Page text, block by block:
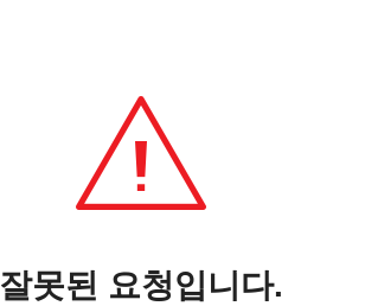
잘못된 요청입니다.